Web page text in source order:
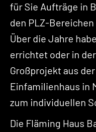
für Sie Aufträge in
den PLZ-Bereichen
Über die Jahre
errichtet oder in
Großprojekt aus
Einfamilienhaus in
zum individuellen
Die Fläming Haus